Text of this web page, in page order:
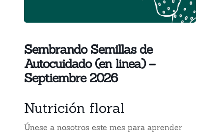
Sembrando Semillas de
Autocuidado (en linea) –
Septiembre 2026
Nutrición floral
Únese a nosotros este mes para aprender